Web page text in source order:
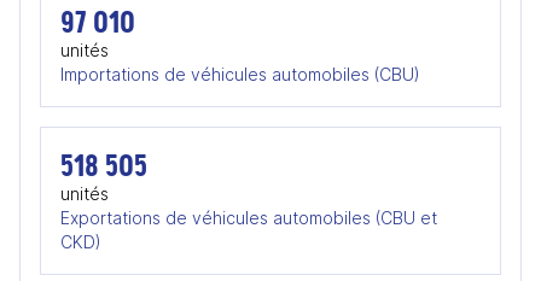
97 010
unités
Importations de véhicules automobiles (CBU)
518 505
unités
Exportations de véhicules automobiles (CBU et
CKD)